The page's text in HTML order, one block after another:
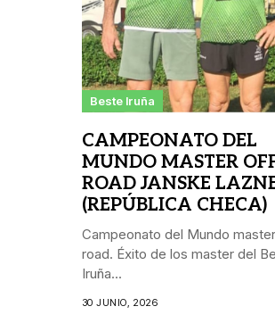
Beste Iruña
CAMPEONATO DEL
MUNDO MASTER
ROAD JANSKE
(REPÚBLICA CHECA)
Campeonato del Mundo
road. Éxito de los master del
Iruña...
30 JUNIO, 2026